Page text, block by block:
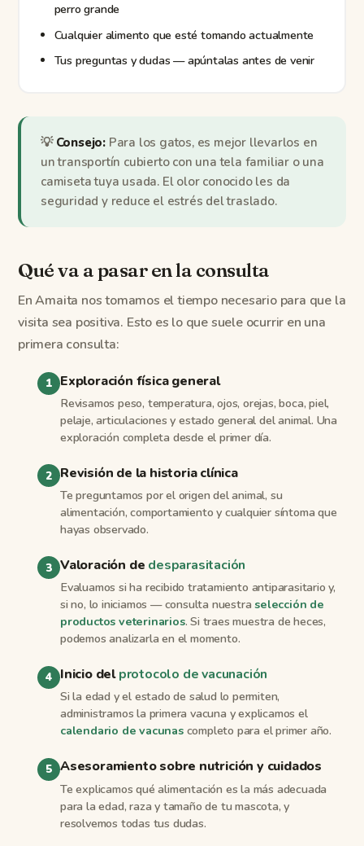
perro grande
Cualquier alimento que esté tomando actualmente
Tus preguntas y dudas — apúntalas antes de venir
💡 Consejo: Para los gatos, es mejor llevarlos en
un transportín cubierto con una tela familiar o una
camiseta tuya usada. El olor conocido les da
seguridad y reduce el estrés del traslado.
Qué va a pasar en la consulta
En Amaita nos tomamos el tiempo necesario para que la
visita sea positiva. Esto es lo que suele ocurrir en una
primera consulta:
Exploración física general
Revisamos peso, temperatura, ojos, orejas, boca, piel,
pelaje, articulaciones y estado general del animal. Una
exploración completa desde el primer día.
Revisión de la historia clínica
Te preguntamos por el origen del animal, su
alimentación, comportamiento y cualquier síntoma que
hayas observado.
Valoración de desparasitación
Evaluamos si ha recibido tratamiento antiparasitario y,
si no, lo iniciamos — consulta nuestraselección de
productos veterinarios. Si traes muestra de heces,
podemos analizarla en el momento.
Inicio delprotocolo de vacunación
Si la edad y el estado de salud lo permiten,
administramos la primera vacuna y explicamos el
calendario de vacunascompleto para el primer año.
Asesoramiento sobre nutrición y cuidados
Te explicamos qué alimentación es la más adecuada
para la edad, raza y tamaño de tu mascota, y
resolvemos todas tus dudas.